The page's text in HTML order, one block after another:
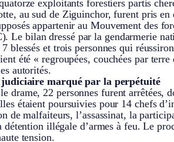
exploitants forestiers partis
au sud de Ziguinchor, furent pris en
appartenir au Mouvement des
Le bilan dressé par la gendarmerie
blessés et trois personnes qui
été « regroupées, couchées par terre
autorités.
marqué par la perpétuité
drame, 22 personnes furent arrêtées,
étaient poursuivies pour 14 chefs
de malfaiteurs, l’assassinat, la
illégale d’armes à feu. Le
tension.